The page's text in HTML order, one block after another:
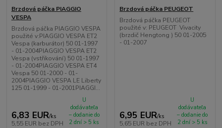
Brzdová páčka PIAGGIO
VESPA
Brzdová páčka PIAGGIO VESPA
použité v:PIAGGIO VESPA ET2
Vespa (karburátor) 50 01-1997
- 01-2004PIAGGIO VESPA ET2
Vespa (vstřikování) 50 01-1997
- 01-2004PIAGGIO VESPA ET4
Vespa 50 01-2000 - 01-
2004PIAGGIO VESPA LE Liberty
125 01-1999 - 01-2001PIAGGI...
6,83 EUR/ks
5,55 EUR bez DPH
U
dodávateľa
– dodanie do
2 dní > 5 ks
Brzdová páčka PEUGEOT
Brzdová páčka PEUGEOT
použité v: PEUGEOT Vivacity
(brzdič Hengtong ) 50 01-2005
- 01-2007
6,95 EUR/ks
5,65 EUR bez DPH
U
dodávateľa
– dodanie do
2 dní > 5 ks